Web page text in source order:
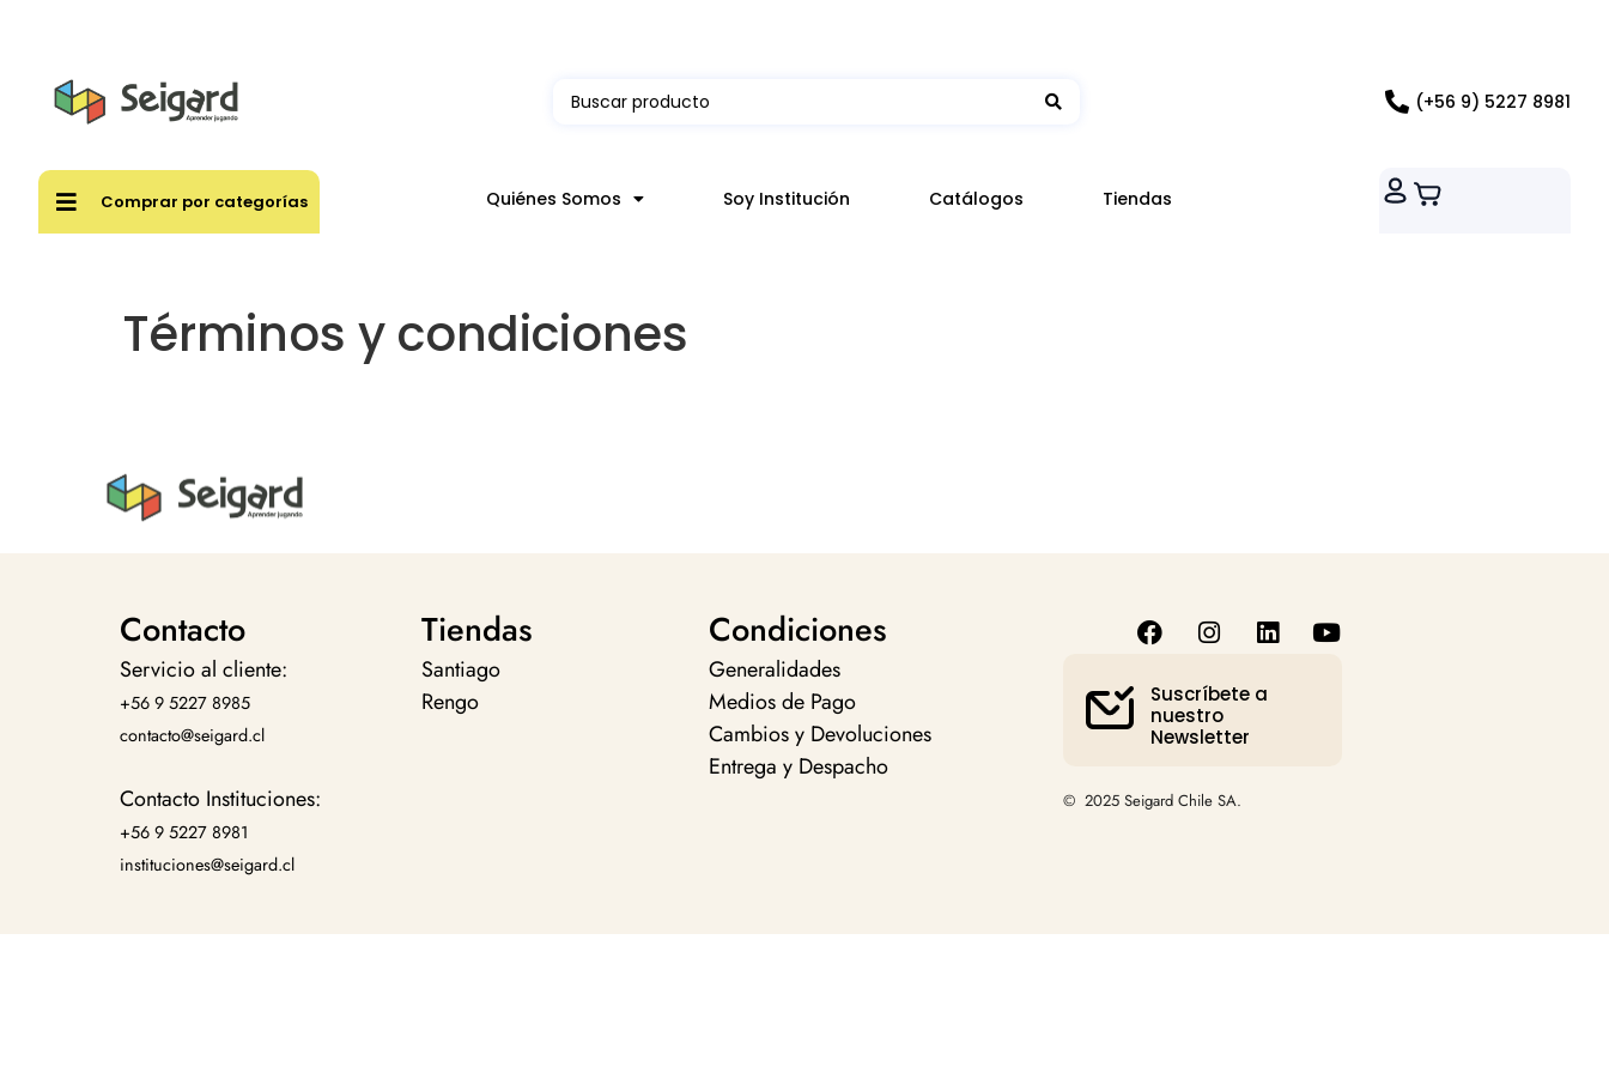
(+56 9) 5227 8981
Comprar por categorías Quiénes Somos Soy Institución Catálogos Tiendas
Términos y condiciones
Contacto
Servicio al cliente:
+56 9 5227 8985
contacto@seigard.cl
Contacto Instituciones:
+56 9 5227 8981
instituciones@seigard.cl
Tiendas
Santiago
Rengo
Condiciones
Generalidades
Medios de Pago
Cambios y Devoluciones
Entrega y Despacho
Suscríbete a
nuestro
Newsletter
© 2025 Seigard Chile SA.